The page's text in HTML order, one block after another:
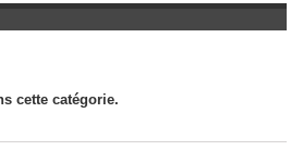
+
cette catégorie.